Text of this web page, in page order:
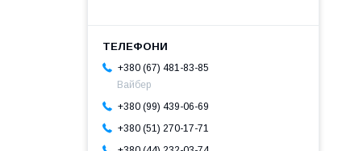
+380 (67) 481-83-85
Вайбер
+380 (99) 439-06-69
+380 (51) 270-17-71